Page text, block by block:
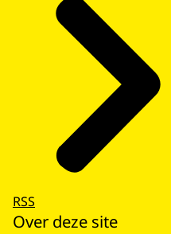
RSS
Over deze site